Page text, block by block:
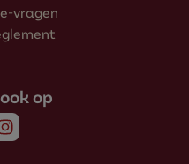
vragen
op